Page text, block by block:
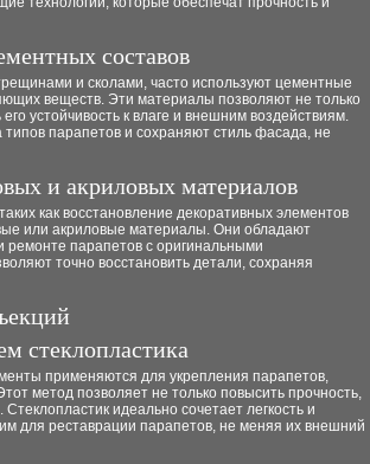
составов
и сколами, часто используют цементные
веществ. Эти материалы позволяют не только
устойчивость к влаге и внешним воздействиям.
парапетов и сохраняют стиль фасада, не
и акриловых материалов
как восстановление декоративных элементов
или акриловые материалы. Они обладают
ремонте парапетов с оригинальными
точно восстановить детали, сохраняя
стеклопластика
применяются для укрепления парапетов,
метод позволяет не только повысить прочность,
идеально сочетает легкость и
для реставрации парапетов, не меняя их внешний